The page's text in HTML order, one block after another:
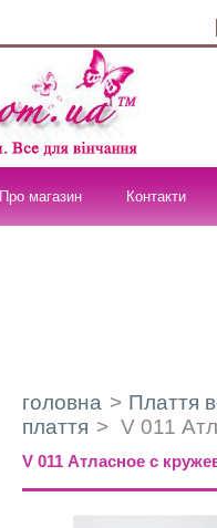
Про магазин Контакти
головна > Плаття
плаття > V 011
V 011 Атласное с